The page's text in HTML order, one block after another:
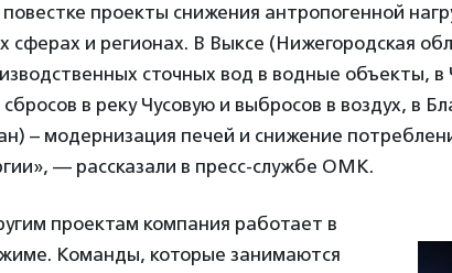
повестке проекты снижения антропогенной
сферах и регионах. В Выксе (Нижегородская
сточных вод в водные объекты,
в реку Чусовую и выбросов в воздух, в
– модернизация печей и снижение
— рассказали в пресс-службе ОМК.
проектам компания работает в
Команды, которые занимаются